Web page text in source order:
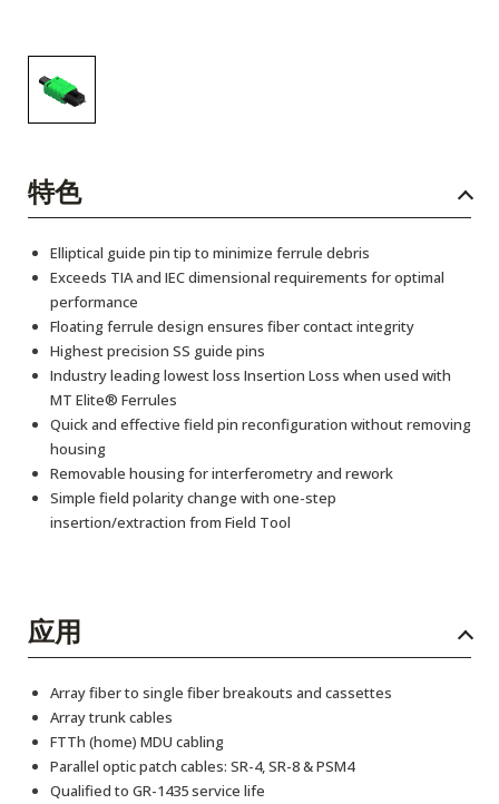
特色
Elliptical guide pin tip to minimize ferrule debris
Exceeds TIA and IEC dimensional requirements for optimal
performance
Floating ferrule design ensures fiber contact integrity
Highest precision SS guide pins
Industry leading lowest loss Insertion Loss when used with
MT Elite® Ferrules
Quick and effective field pin reconfiguration without removing
housing
Removable housing for interferometry and rework
Simple field polarity change with one-step
insertion/extraction from Field Tool
应用
Array fiber to single fiber breakouts and cassettes
Array trunk cables
FTTh (home) MDU cabling
Parallel optic patch cables: SR-4, SR-8 & PSM4
Qualified to GR-1435 service life